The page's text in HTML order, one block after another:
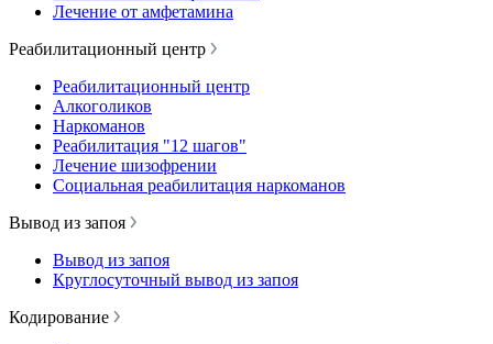
Лечение от амфетамина
Реабилитационный центр
Реабилитационный центр
Алкоголиков
Наркоманов
Реабилитация "12 шагов"
Лечение шизофрении
Социальная реабилитация наркоманов
Вывод из запоя
Вывод из запоя
Круглосуточный вывод из запоя
Кодирование